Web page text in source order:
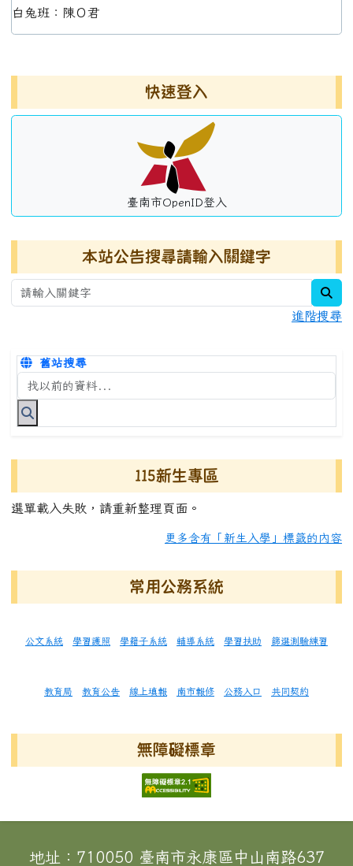
白兔班：陳Ｏ君
快速登入
臺南市OpenID登入
本站公告搜尋請輸入關鍵字
進階搜尋
舊站搜尋
搜尋台南市永康國小全球資訊網關鍵字
115新生專區
選單載入失敗，請重新整理頁面。
更多含有「新生入學」標籤的內容
常用公務系統
公文系統 學習護照 學籍子系統 輔導系統 學習扶助 篩選測驗練習
教育局 教育公告 線上填報 南市報修 公務入口 共同契約
無障礙標章
頁尾區域內容
地址：710050 臺南市永康區中山南路637